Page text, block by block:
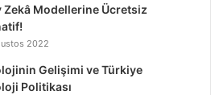
Zekâ Modellerine Ücretsiz
2022
Gelişimi ve Türkiye
Politikası